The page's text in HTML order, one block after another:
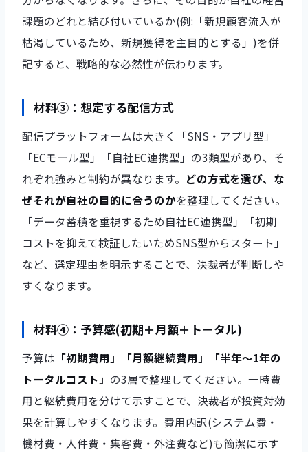
課題のどれと結び付いているか(例:「新規顧客流入が
枯渇しているため、新規獲得を主目的とする」)を併
記すると、戦略的な必然性が伝わります。
材料③：想定する配信方式
配信プラットフォームは大きく「SNS・アプリ型」
「ECモール型」「自社EC連携型」の3類型があり、そ
れぞれ強みと制約が異なります。 どの方式を選び、な
ぜそれが自社の目的に合うのかを整理してください。
「データ蓄積を重視するため自社EC連携型」「初期
コストを抑えて検証したいためSNS型からスタート」
など、選定理由を明示することで、決裁者が判断しや
すくなります。
材料④：予算感(初期＋月額＋トータル)
予算は 「初期費用」「月額継続費用」「半年〜1年の
トータルコスト」 の3層で整理してください。一時費
用と継続費用を分けて示すことで、決裁者が投資対効
果を計算しやすくなります。費用内訳(システム費・
機材費・人件費・集客費・外注費など)も簡潔に示す